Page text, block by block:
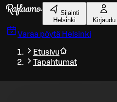
Siirry pääsisältöön
Sijainti
Helsinki
Kirjaudu
Varaa pöytä Helsinki
Etusivu
Tapahtumat